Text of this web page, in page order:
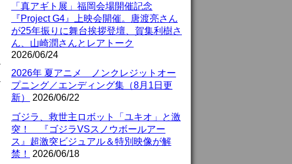
「真アギト展」福岡会場開催記念
『Project G4』上映会開催。唐渡亮さん
が25年振りに舞台挨拶登壇、賀集利樹さ
ん、山崎潤さんとレアトーク
2026/06/24
2026年 夏アニメ ノンクレジットオー
プニング／エンディング集（8月1日更
新）
2026/06/22
ゴジラ、救世主ロボット「ユキオ」と激
突！ 『ゴジラVSスノウボールアー
ス』超激突ビジュアル＆特別映像が解
禁！
2026/06/18